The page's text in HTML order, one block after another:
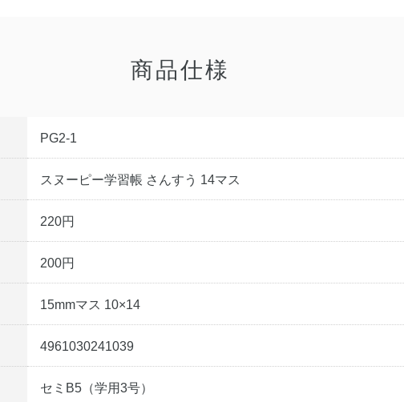
商品仕様
PG2-1
スヌーピー学習帳 さんすう 14マス
220円
200円
15mmマス 10×14
4961030241039
セミB5（学用3号）